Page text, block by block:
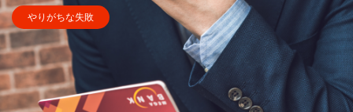
やりがちな失敗